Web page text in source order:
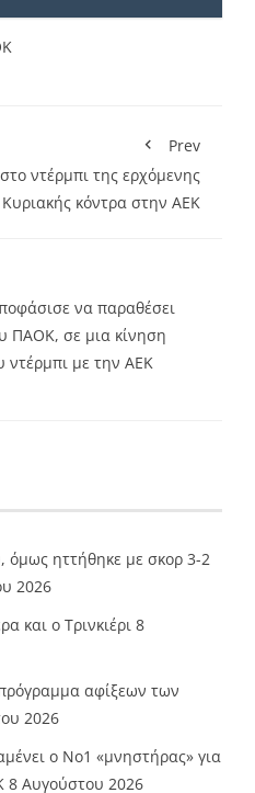
Prev
ντέρμπι της ερχόμενης
Κυριακής κόντρα στην ΑΕΚ
να παραθέσει
ΠΑΟΚ, σε μια κίνηση
ντέρμπι με την ΑΕΚ
ηττήθηκε με σκορ 3-2
2026
και ο Τρινκιέρι 8
αφίξεων των
2026
ο Νο1 «μνηστήρας» για
8 Αυγούστου 2026